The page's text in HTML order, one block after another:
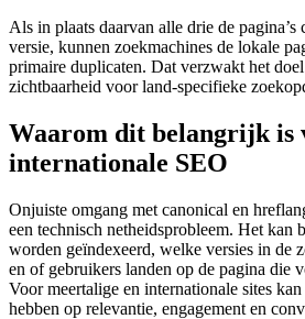
Als in plaats daarvan alle drie de pagina’s
versie, kunnen zoekmachines de lokale
primaire duplicaten. Dat verzwakt het
zichtbaarheid voor land-specifieke
Waarom dit belangrijk is
internationale SEO
Onjuiste omgang met canonical en
een technisch netheidsprobleem. Het kan
worden geïndexeerd, welke versies in de
en of gebruikers landen op de pagina die
Voor meertalige en internationale sites
hebben op relevantie, engagement en